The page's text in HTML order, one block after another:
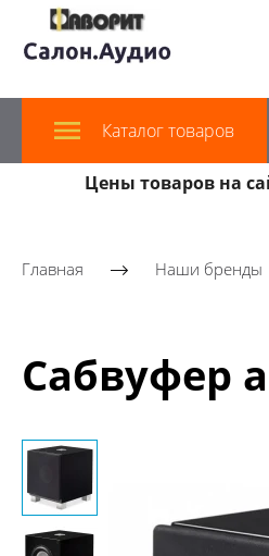
Каталог товаров
Цены товаров на
Главная Наши бренды
Сабвуфер